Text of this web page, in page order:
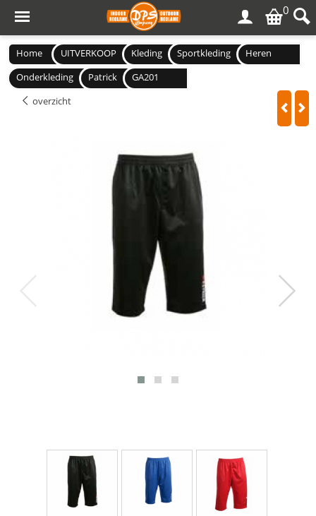
0
Home UITVERKOOP Kleding Sportkleding
Heren
Onderkleding
Patrick
GA201
overzicht